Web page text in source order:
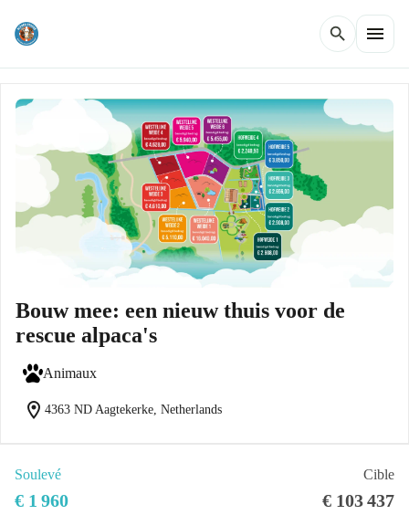
search menu
Bouw mee: een nieuw thuis voor de
rescue alpaca's
Animaux
location_on 4363 ND Aagtekerke, Netherlands
Soulevé Cible
€ 1 960 € 103 437